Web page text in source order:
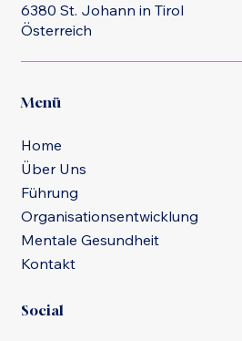
6380 St. Johann in Tirol
Österreich
Menü
Home
Über Uns
Führung
Organisationsentwicklung
Mentale Gesundheit
Kontakt
Social